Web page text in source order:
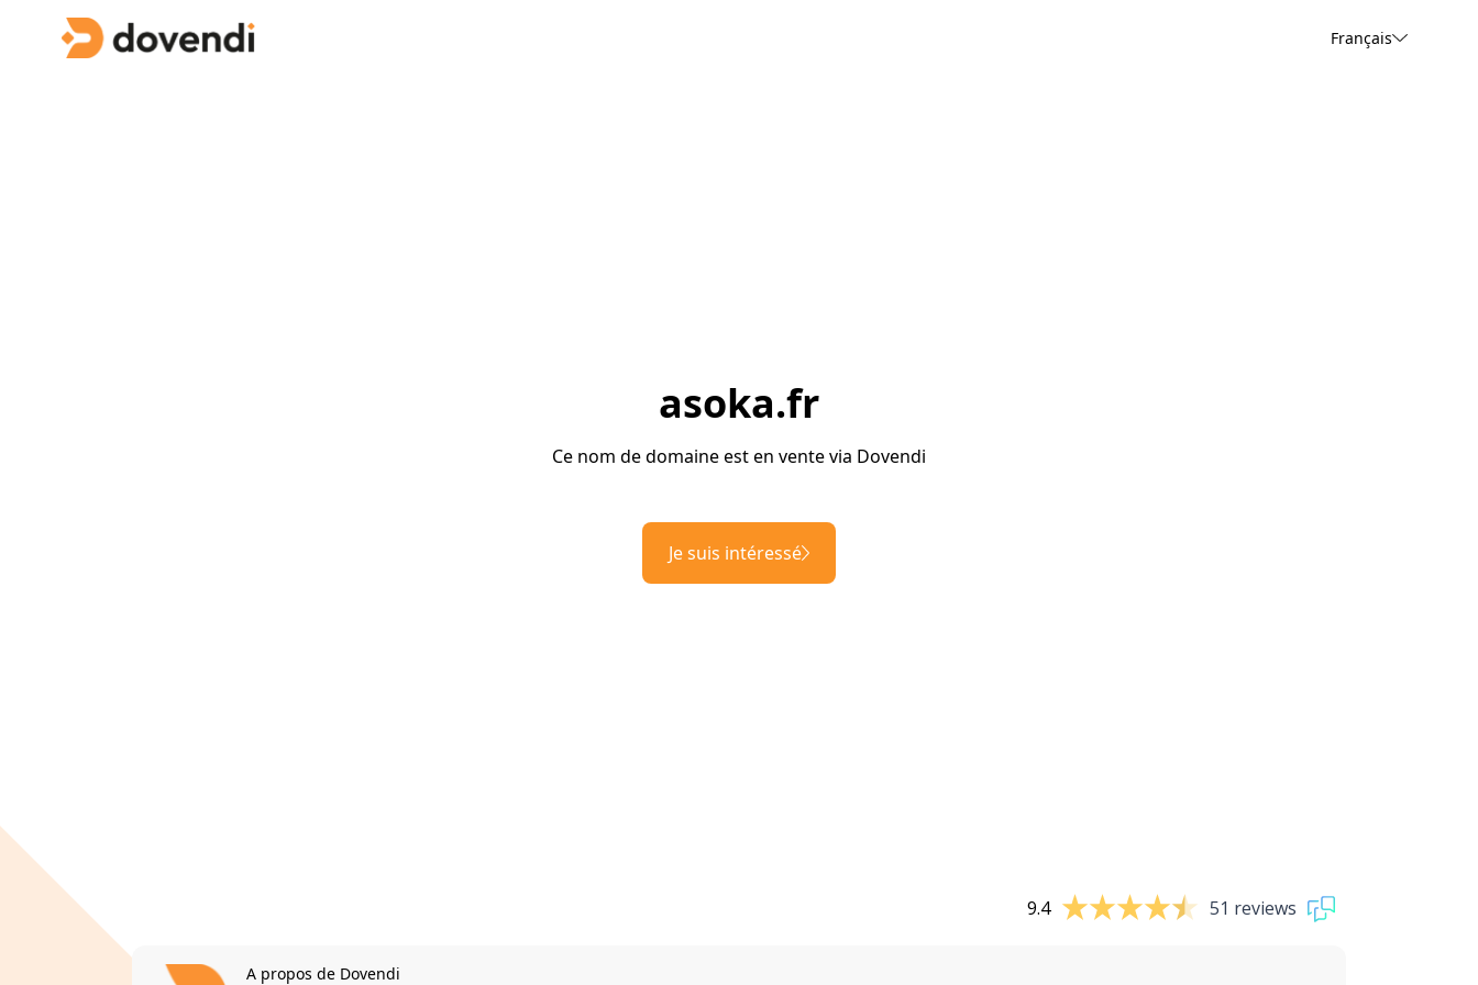
Français
asoka.fr
Ce nom de domaine est en vente via Dovendi
Je suis intéressé
9.4 51 reviews
A propos de Dovendi